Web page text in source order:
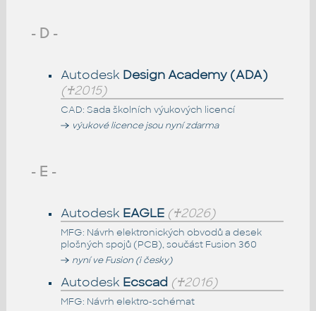
- D -
Autodesk Design Academy (ADA)
(♰2015)
CAD: Sada školních výukových licencí
výukové licence jsou nyní zdarma
- E -
Autodesk EAGLE (♰2026)
MFG: Návrh elektronických obvodů a desek
plošných spojů (PCB), součást Fusion 360
nyní ve Fusion (i česky)
Autodesk Ecscad (♰2016)
MFG: Návrh elektro-schémat